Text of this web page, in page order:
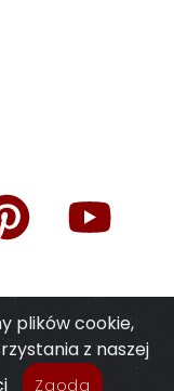
plików cookie,
z naszej
Zgoda